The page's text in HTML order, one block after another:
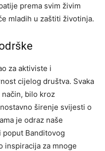
prema svim živim
mladih u zaštiti životinja.
za aktiviste i
cijelog društva. Svaka
bilo kroz
širenje svijesti o
je odraz naše
poput Banditovog
inspiracija za mnoge